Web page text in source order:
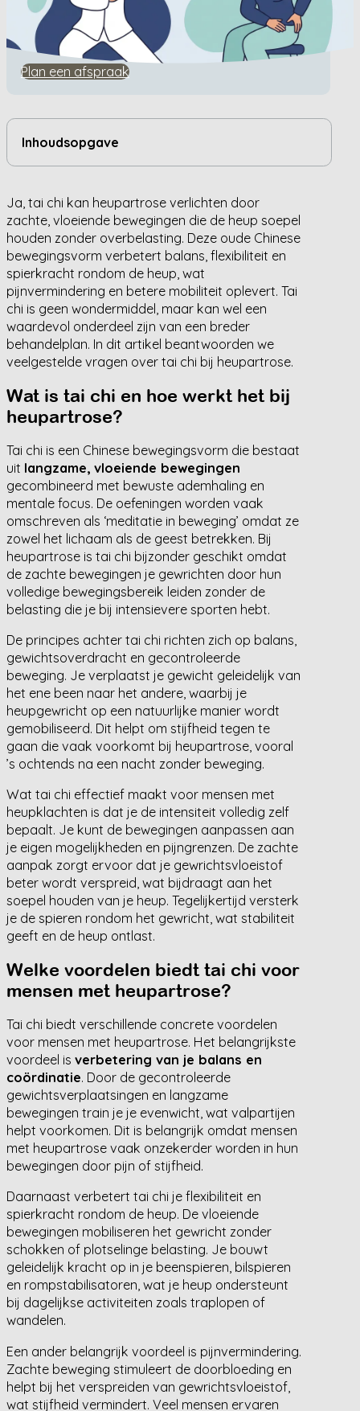
Kan tai chi heupartrose
verlichten?
Plan een afspraak
Inhoudsopgave
Ja, tai chi kan heupartrose verlichten door
zachte, vloeiende bewegingen die de heup soepel
houden zonder overbelasting. Deze oude Chinese
bewegingsvorm verbetert balans, flexibiliteit en
spierkracht rondom de heup, wat
pijnvermindering en betere mobiliteit oplevert. Tai
chi is geen wondermiddel, maar kan wel een
waardevol onderdeel zijn van een breder
behandelplan. In dit artikel beantwoorden we
veelgestelde vragen over tai chi bij heupartrose.
Wat is tai chi en hoe werkt het bij
heupartrose?
Tai chi is een Chinese bewegingsvorm die bestaat
uit langzame, vloeiende bewegingen
gecombineerd met bewuste ademhaling en
mentale focus. De oefeningen worden vaak
omschreven als ‘meditatie in beweging’ omdat ze
zowel het lichaam als de geest betrekken. Bij
heupartrose is tai chi bijzonder geschikt omdat
de zachte bewegingen je gewrichten door hun
volledige bewegingsbereik leiden zonder de
belasting die je bij intensievere sporten hebt.
De principes achter tai chi richten zich op balans,
gewichtsoverdracht en gecontroleerde
beweging. Je verplaatst je gewicht geleidelijk van
het ene been naar het andere, waarbij je
heupgewricht op een natuurlijke manier wordt
gemobiliseerd. Dit helpt om stijfheid tegen te
gaan die vaak voorkomt bij heupartrose, vooral
’s ochtends na een nacht zonder beweging.
Wat tai chi effectief maakt voor mensen met
heupklachten is dat je de intensiteit volledig zelf
bepaalt. Je kunt de bewegingen aanpassen aan
je eigen mogelijkheden en pijngrenzen. De zachte
aanpak zorgt ervoor dat je gewrichtsvloeistof
beter wordt verspreid, wat bijdraagt aan het
soepel houden van je heup. Tegelijkertijd versterk
je de spieren rondom het gewricht, wat stabiliteit
geeft en de heup ontlast.
Welke voordelen biedt tai chi voor
mensen met heupartrose?
Tai chi biedt verschillende concrete voordelen
voor mensen met heupartrose. Het belangrijkste
voordeel is verbetering van je balans en
coördinatie. Door de gecontroleerde
gewichtsverplaatsingen en langzame
bewegingen train je je evenwicht, wat valpartijen
helpt voorkomen. Dit is belangrijk omdat mensen
met heupartrose vaak onzekerder worden in hun
bewegingen door pijn of stijfheid.
Daarnaast verbetert tai chi je flexibiliteit en
spierkracht rondom de heup. De vloeiende
bewegingen mobiliseren het gewricht zonder
schokken of plotselinge belasting. Je bouwt
geleidelijk kracht op in je beenspieren, bilspieren
en rompstabilisatoren, wat je heup ondersteunt
bij dagelijkse activiteiten zoals traplopen of
wandelen.
Een ander belangrijk voordeel is pijnvermindering.
Zachte beweging stimuleert de doorbloeding en
helpt bij het verspreiden van gewrichtsvloeistof,
wat stijfheid vermindert. Veel mensen ervaren